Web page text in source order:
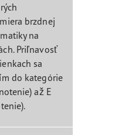
brzdnej
na
Priľnavosť
sa
do kategórie
až E